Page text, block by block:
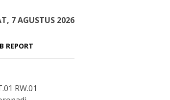
7 AGUSTUS 2026
REPORT
RW.01